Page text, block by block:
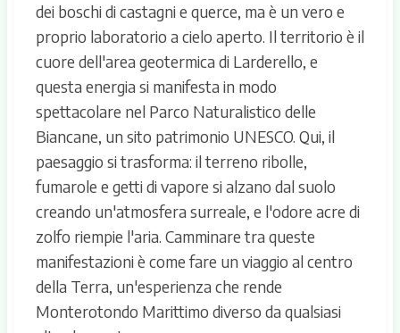
dei boschi di castagni e querce, ma è un vero e
proprio laboratorio a cielo aperto. Il territorio è il
cuore dell'area geotermica di Larderello, e
questa energia si manifesta in modo
spettacolare nel Parco Naturalistico delle
Biancane, un sito patrimonio UNESCO. Qui, il
paesaggio si trasforma: il terreno ribolle,
fumarole e getti di vapore si alzano dal suolo
creando un'atmosfera surreale, e l'odore acre di
zolfo riempie l'aria. Camminare tra queste
manifestazioni è come fare un viaggio al centro
della Terra, un'esperienza che rende
Monterotondo Marittimo diverso da qualsiasi